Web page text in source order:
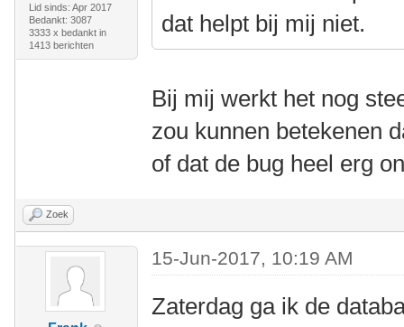
Lid sinds: Apr 2017
Bedankt: 3087
3333 x bedankt in
1413 berichten
dat helpt bij mij niet.
Bij mij werkt het nog
zou kunnen betekenen
of dat de bug heel erg
Zoek
15-Jun-2017, 10:19 AM
Zaterdag ga ik de